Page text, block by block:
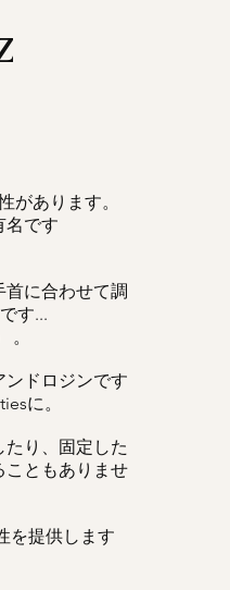
があります。
名です
に合わせて調
す...
。
ドロジンです
に。
り、固定した
こともありませ
を提供します